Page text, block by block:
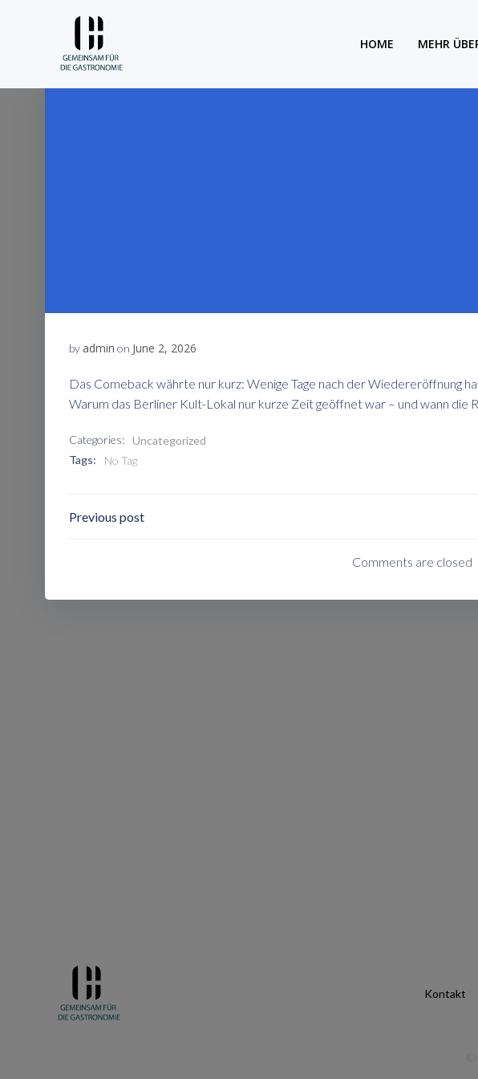
HOME MEHR
by admin on June 2, 2026
Das Comeback währte nur kurz: Wenige Tage nach der Wiedereröffnung
Warum das Berliner Kult-Lokal nur kurze Zeit geöffnet war – und wann die
Categories: Uncategorized
Tags:
No Tag
Post
Previous post
Comments are closed
Kontakt